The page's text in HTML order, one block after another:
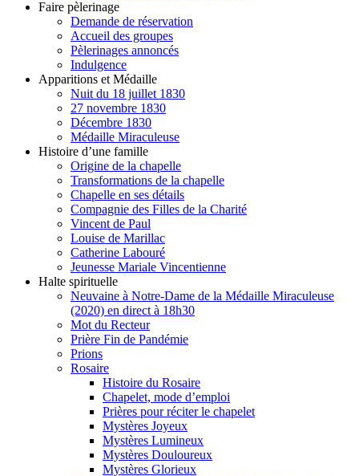
Faire pèlerinage
Demande de réservation
Accueil des groupes
Pèlerinages annoncés
Indulgence
Apparitions et Médaille
Nuit du 18 juillet 1830
27 novembre 1830
Décembre 1830
Médaille Miraculeuse
Histoire d’une famille
Origine de la chapelle
Transformations de la chapelle
Chapelle en ses détails
Compagnie des Filles de la Charité
Vincent de Paul
Louise de Marillac
Catherine Labouré
Jeunesse Mariale Vincentienne
Halte spirituelle
Neuvaine à Notre-Dame de la Médaille Miraculeuse
(2020) en direct à 18h30
Mot du Recteur
Prière Fin de Pandémie
Prions
Rosaire
Histoire du Rosaire
Chapelet, mode d’emploi
Prières pour réciter le chapelet
Mystères Joyeux
Mystères Lumineux
Mystères Douloureux
Mystères Glorieux